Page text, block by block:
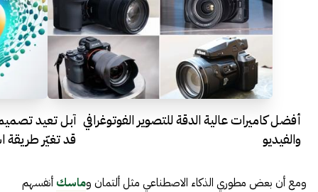
أفضل كاميرات عالية الدقة للتصوير الفوتوغرافي
والفيديو
قد تغيّر طريقة
ومع أن بعض مطوري الذكاء الاصطناعي مثل ألتمان وماسك أنفسهم